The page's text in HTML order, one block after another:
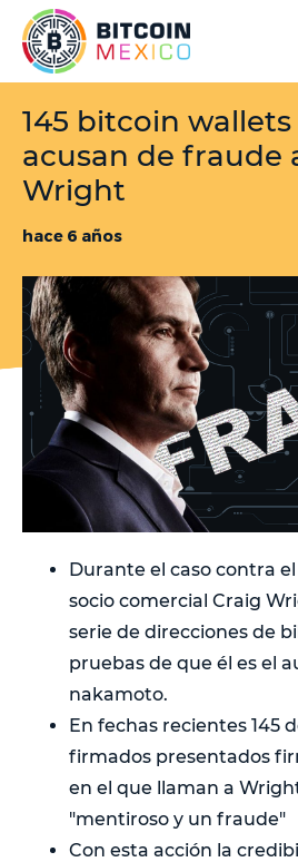
145 bitcoin
acusan de fraude
Wright
hace 6 años
Durante el caso contra
socio comercial Craig
serie de direcciones de
pruebas de que él es el
nakamoto.
En fechas recientes 145
firmados presentados
en el que llaman a
"mentiroso y un fraude"
Con esta acción la